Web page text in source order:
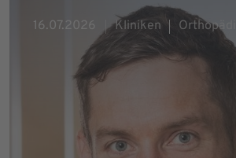
16.07.2026 Kliniken Orthopädie